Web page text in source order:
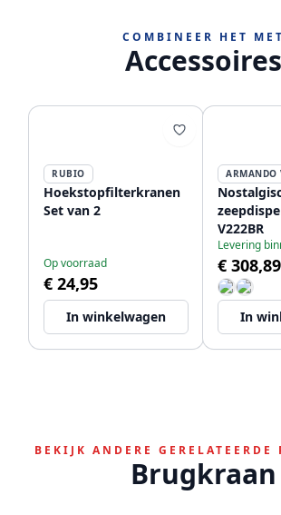
COMBINEER HET MET
Accessoires
RUBIO
Hoekstopfilterkranen
Set van 2
Op voorraad
€ 24,95
In winkelwagen
ARMANDO
V222BR
Levering
€ 308,89
In
BEKIJK ANDERE GERELATEERDE
Brugkraan